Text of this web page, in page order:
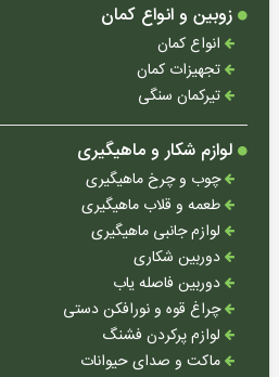
زوبین و انواع کمان
انواع کمان
تجهیزات کمان
تیرکمان سنگی
لوازم شکار و ماهیگیری
چوب و چرخ ماهیگیری
طعمه و قلاب ماهیگیری
لوازم جانبی ماهیگیری
دوربین شکاری
دوربین فاصله یاب
چراغ قوه و نورافکن دستی
لوازم پرکردن فشنگ
ماکت و صدای حیوانات